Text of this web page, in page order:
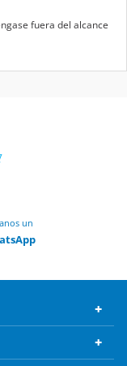
fuera del alcance
un